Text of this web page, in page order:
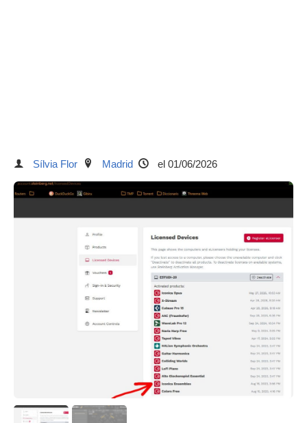
Sílvia Flor Madrid el 01/06/2026